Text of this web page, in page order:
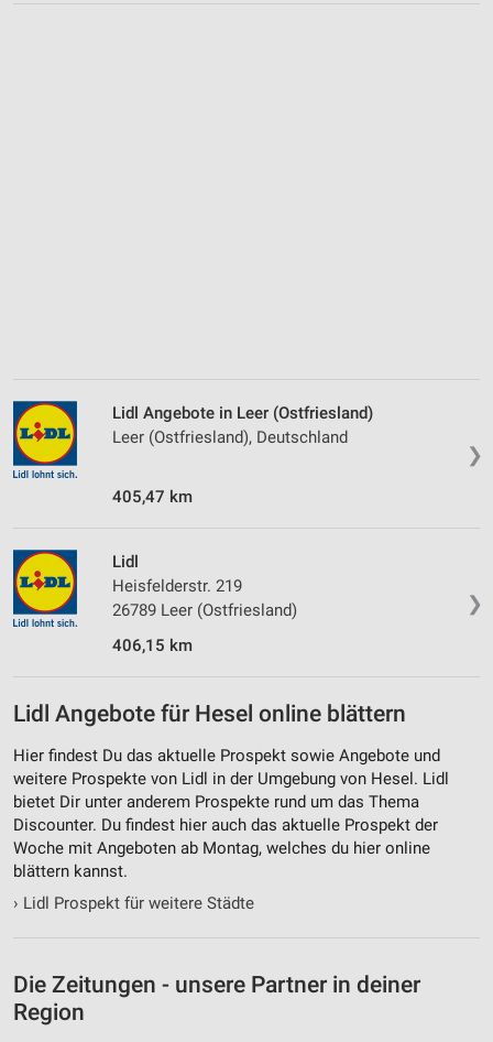
❯
Lidl Angebote in Leer (Ostfriesland)
Leer (Ostfriesland), Deutschland
405,47 km
❯
Lidl
Heisfelderstr. 219
26789 Leer (Ostfriesland)
406,15 km
Lidl Angebote für Hesel online blättern
Hier findest Du das aktuelle Prospekt sowie Angebote und
weitere Prospekte von Lidl in der Umgebung von Hesel. Lidl
bietet Dir unter anderem Prospekte rund um das Thema
Discounter. Du findest hier auch das aktuelle Prospekt der
Woche mit Angeboten ab Montag, welches du hier online
blättern kannst.
› Lidl Prospekt für weitere Städte
Die Zeitungen - unsere Partner in deiner
Region